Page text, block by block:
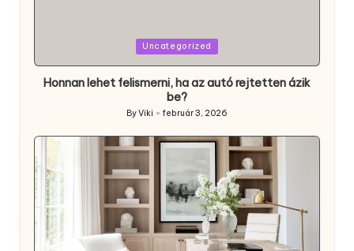
Uncategorized
Honnan lehet felismerni, ha az autó rejtetten ázik
be?
Posted
by
ByViki február 3, 2026